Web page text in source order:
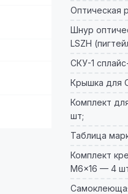
Оптическая
Шнур
LSZH
СКУ-1
Крышка для
Комплект
шт;
Таблица
Комплект
M6×16 — 4